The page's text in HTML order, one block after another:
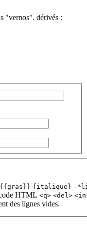
"vernos". dérivés :
{{gras}} {italique} -
HTML <q> <del>
des lignes vides.